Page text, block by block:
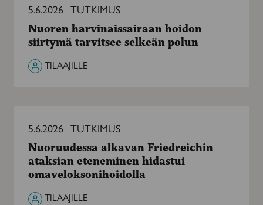
harvinaissairaan
hoidon
siirtymä
tarvitsee
selkeän
polun
5.6.2026 TUTKIMUS
Nuoren harvinaissairaan hoidon
siirtymä tarvitsee selkeän polun
TILAAJILLE
alkavan
Friedreichin
ataksian
eteneminen
hidastui
omaveloksonihoidolla
5.6.2026 TUTKIMUS
Nuoruudessa alkavan Friedreichin
ataksian eteneminen hidastui
omaveloksonihoidolla
TILAAJILLE